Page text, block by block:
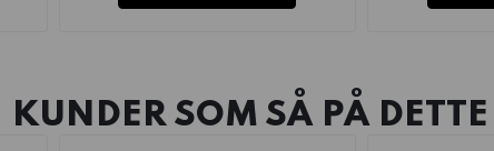
KUNDER SOM SÅ PÅ